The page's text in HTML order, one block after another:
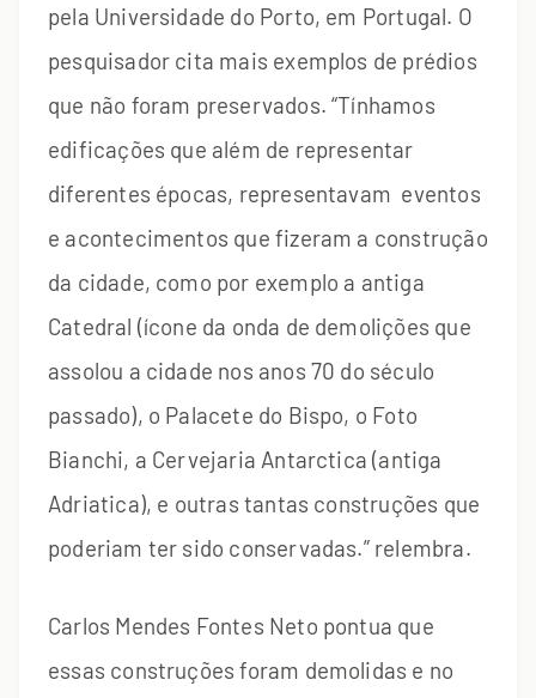
pela Universidade do Porto, em Portugal. O
pesquisador cita mais exemplos de prédios
que não foram preservados. “Tínhamos
edificações que além de representar
diferentes épocas, representavam eventos
e acontecimentos que fizeram a construção
da cidade, como por exemplo a antiga
Catedral (ícone da onda de demolições que
assolou a cidade nos anos 70 do século
passado), o Palacete do Bispo, o Foto
Bianchi, a Cervejaria Antarctica (antiga
Adriatica), e outras tantas construções que
poderiam ter sido conservadas.” relembra.
Carlos Mendes Fontes Neto pontua que
essas construções foram demolidas e no